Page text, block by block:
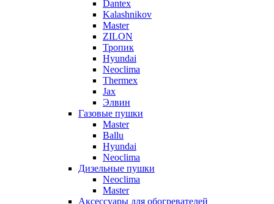
Dantex
Kalashnikov
Master
ZILON
Тропик
Hyundai
Neoclima
Thermex
Jax
Элвин
Газовые пушки
Master
Ballu
Hyundai
Neoclima
Дизельные пушки
Neoclima
Master
Аксессуары для обогревателей